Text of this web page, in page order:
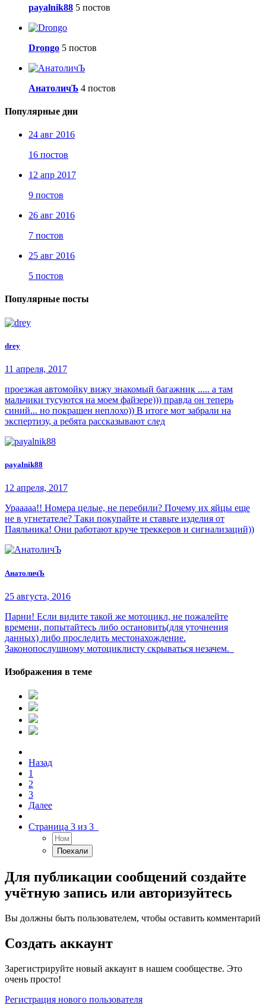
payalnik88 5 постов
Drongo 5 постов
АнатоличЪ 4 постов
Популярные дни
24 авг 2016
16 постов
12 апр 2017
9 постов
26 авг 2016
7 постов
25 авг 2016
5 постов
Популярные посты
drey
11 апреля, 2017
проезжая автомойку вижу знакомый багажник ..... а там
мальчики тусуются на моем файзере))) правда он теперь
синий... но покрашен неплохо)) В итоге мот забрали на
экспертизу, а ребята рассказывают след
payalnik88
12 апреля, 2017
Урааааа!! Номера целые, не перебили? Почему их яйцы еще
не в угнетателе? Таки покупайте и ставьте изделия от
Паяльника! Они работают круче треккеров и сигнализаций))
АнатоличЪ
25 августа, 2016
Парни! Если видите такой же мотоцикл, не пожалейте
времени, попытайтесь либо остановить(для уточнения
данных) либо проследить местонахождение.
Законопослушному мотоциклисту скрываться незачем.
Изображения в теме
Назад
1
2
3
Далее
Страница 3 из 3
Для публикации сообщений создайте
учётную запись или авторизуйтесь
Вы должны быть пользователем, чтобы оставить комментарий
Создать аккаунт
Зарегистрируйте новый аккаунт в нашем сообществе. Это
очень просто!
Регистрация нового пользователя